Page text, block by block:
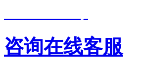
咨询在线客服